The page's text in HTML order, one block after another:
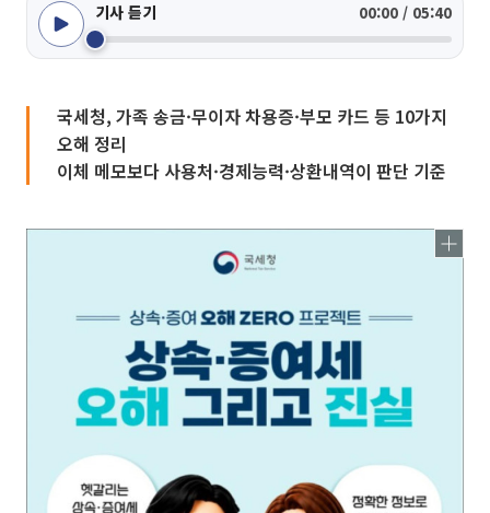
기사 듣기 00:00 / 05:40
국세청, 가족 송금·무이자 차용증·부모 카드 등 10가지
오해 정리
이체 메모보다 사용처·경제능력·상환내역이 판단 기준